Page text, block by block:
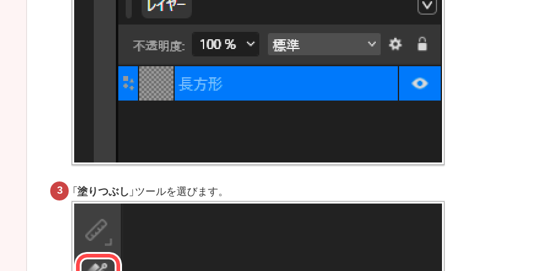
「塗りつぶし 」ツールを選びます。